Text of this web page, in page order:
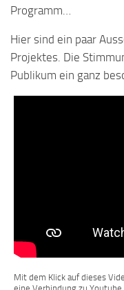
Programm…
Hier sind ein paar
Projektes. Die
Publikum ein ganz
Mit dem Klick auf dieses